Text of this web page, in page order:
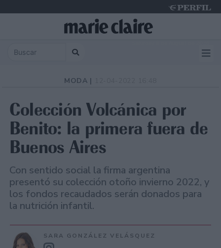
MODA |
Colección Volcánica por
Benito: la primera fuera de
Buenos Aires
Con sentido social la firma argentina
presentó su colección otoño invierno 2022, y
los fondos recaudados serán donados para
la nutrición infantil.
SARA GONZÁLEZ VELÁSQUEZ